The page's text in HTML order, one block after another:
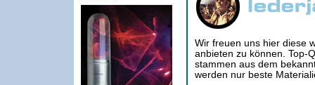
Wir freuen uns hier diese
anbieten zu können. Top-
stammen aus dem
werden nur beste